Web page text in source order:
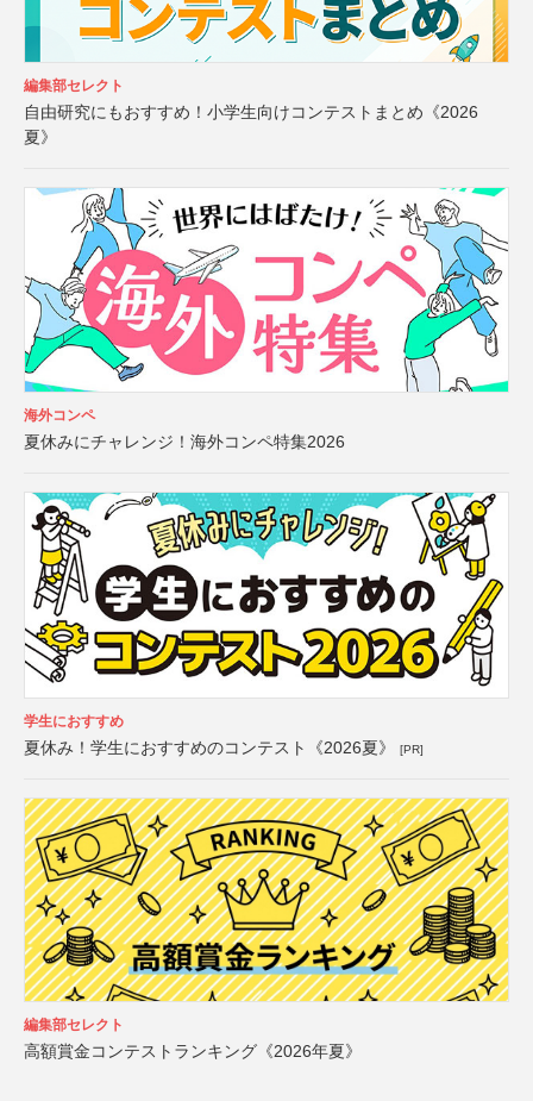
編集部セレクト
自由研究にもおすすめ！小学生向けコンテストまとめ《2026
夏》
海外コンペ
夏休みにチャレンジ！海外コンペ特集2026
学生におすすめ
夏休み！学生におすすめのコンテスト《2026夏》 [PR]
編集部セレクト
高額賞金コンテストランキング《2026年夏》